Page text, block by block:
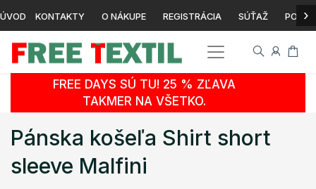
ÚVOD KONTAKTY O NÁKUPE REGISTRÁCIA SÚŤAŽ ›
FREE DAYS SÚ TU! 25 % ZĽAVA
TAKMER NA VŠETKO.
Pánska košeľa Shirt short
sleeve Malfini